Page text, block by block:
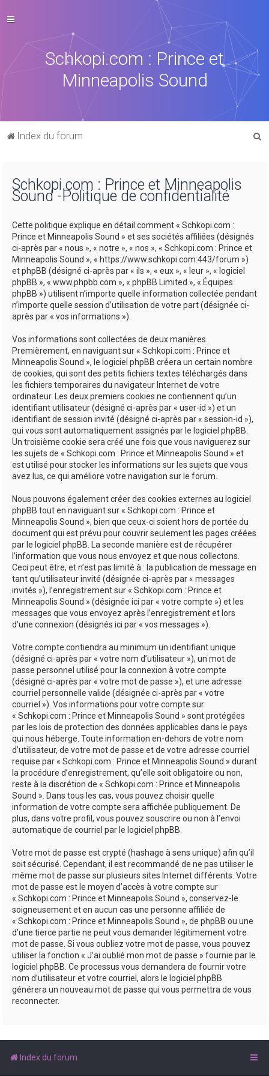
Schkopi.com : Prince et
Minneapolis Sound
Index du forum
Schkopi.com : Prince et Minneapolis
Sound -Politique de confidentialité
Cette politique explique en détail comment « Schkopi.com :
Prince et Minneapolis Sound » et ses sociétés affiliées (désignés
ci-après par « nous », « notre », « nos », « Schkopi.com : Prince et
Minneapolis Sound », « https://www.schkopi.com:443/forum »)
et phpBB (désigné ci-après par « ils », « eux », « leur », « logiciel
phpBB », « www.phpbb.com », « phpBB Limited », « Équipes
phpBB ») utilisent n’importe quelle information collectée pendant
n’importe quelle session d’utilisation de votre part (désignée ci-
après par « vos informations »).
Vos informations sont collectées de deux manières.
Premièrement, en naviguant sur « Schkopi.com : Prince et
Minneapolis Sound », le logiciel phpBB créera un certain nombre
de cookies, qui sont des petits fichiers textes téléchargés dans
les fichiers temporaires du navigateur Internet de votre
ordinateur. Les deux premiers cookies ne contiennent qu’un
identifiant utilisateur (désigné ci-après par « user-id ») et un
identifiant de session invité (désigné ci-après par « session-id »),
qui vous sont automatiquement assignés par le logiciel phpBB.
Un troisième cookie sera créé une fois que vous naviguerez sur
les sujets de « Schkopi.com : Prince et Minneapolis Sound » et
est utilisé pour stocker les informations sur les sujets que vous
avez lus, ce qui améliore votre navigation sur le forum.
Nous pouvons également créer des cookies externes au logiciel
phpBB tout en naviguant sur « Schkopi.com : Prince et
Minneapolis Sound », bien que ceux-ci soient hors de portée du
document qui est prévu pour couvrir seulement les pages créées
par le logiciel phpBB. La seconde manière est de récupérer
l’information que vous nous envoyez et que nous collectons.
Ceci peut être, et n’est pas limité à : la publication de message en
tant qu’utilisateur invité (désignée ci-après par « messages
invités »), l’enregistrement sur « Schkopi.com : Prince et
Minneapolis Sound » (désignée ici par « votre compte ») et les
messages que vous envoyez après l’enregistrement et lors
d’une connexion (désignés ici par « vos messages »).
Votre compte contiendra au minimum un identifiant unique
(désigné ci-après par « votre nom d’utilisateur »), un mot de
passe personnel utilisé pour la connexion à votre compte
(désigné ci-après par « votre mot de passe »), et une adresse
courriel personnelle valide (désignée ci-après par « votre
courriel »). Vos informations pour votre compte sur
« Schkopi.com : Prince et Minneapolis Sound » sont protégées
par les lois de protection des données applicables dans le pays
qui nous héberge. Toute information en-dehors de votre nom
d’utilisateur, de votre mot de passe et de votre adresse courriel
requise par « Schkopi.com : Prince et Minneapolis Sound » durant
la procédure d’enregistrement, qu’elle soit obligatoire ou non,
reste à la discrétion de « Schkopi.com : Prince et Minneapolis
Sound ». Dans tous les cas, vous pouvez choisir quelle
information de votre compte sera affichée publiquement. De
plus, dans votre profil, vous pouvez souscrire ou non à l’envoi
automatique de courriel par le logiciel phpBB.
Votre mot de passe est crypté (hashage à sens unique) afin qu’il
soit sécurisé. Cependant, il est recommandé de ne pas utiliser le
même mot de passe sur plusieurs sites Internet différents. Votre
mot de passe est le moyen d’accès à votre compte sur
« Schkopi.com : Prince et Minneapolis Sound », conservez-le
soigneusement et en aucun cas une personne affiliée de
« Schkopi.com : Prince et Minneapolis Sound », de phpBB ou une
d’une tierce partie ne peut vous demander légitimement votre
mot de passe. Si vous oubliez votre mot de passe, vous pouvez
utiliser la fonction « J’ai oublié mon mot de passe » fournie par le
logiciel phpBB. Ce processus vous demandera de fournir votre
nom d’utilisateur et votre courriel, alors le logiciel phpBB
générera un nouveau mot de passe qui vous permettra de vous
reconnecter.
Index du forum